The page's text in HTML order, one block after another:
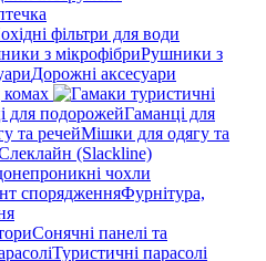
фільтри для води
Рушники з
Дорожні аксесуари
комах
Гаманці для
Мішки для одягу та
(Slackline)
чохли
Фурнітура,
Сонячні панелі та
Туристичні парасолі